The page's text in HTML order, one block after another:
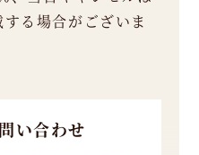
W
る場合がございま
い合わせ